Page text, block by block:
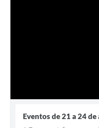
Eventos de 21 a 24